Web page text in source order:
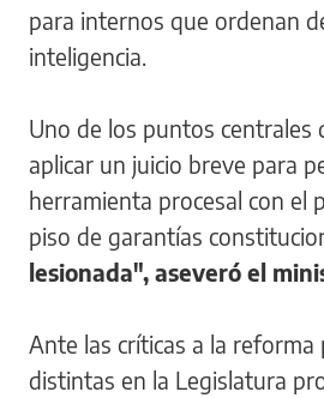
para internos que ordenan
inteligencia.
Uno de los puntos centrales
aplicar un juicio breve para
herramienta procesal con el
piso de garantías
lesionada", aseveró el
Ante las críticas a la
distintas en la Legislatura